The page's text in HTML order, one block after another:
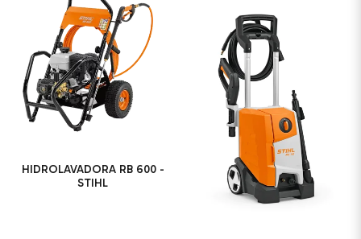
HIDROLAVADORA RB 600 -
STIHL